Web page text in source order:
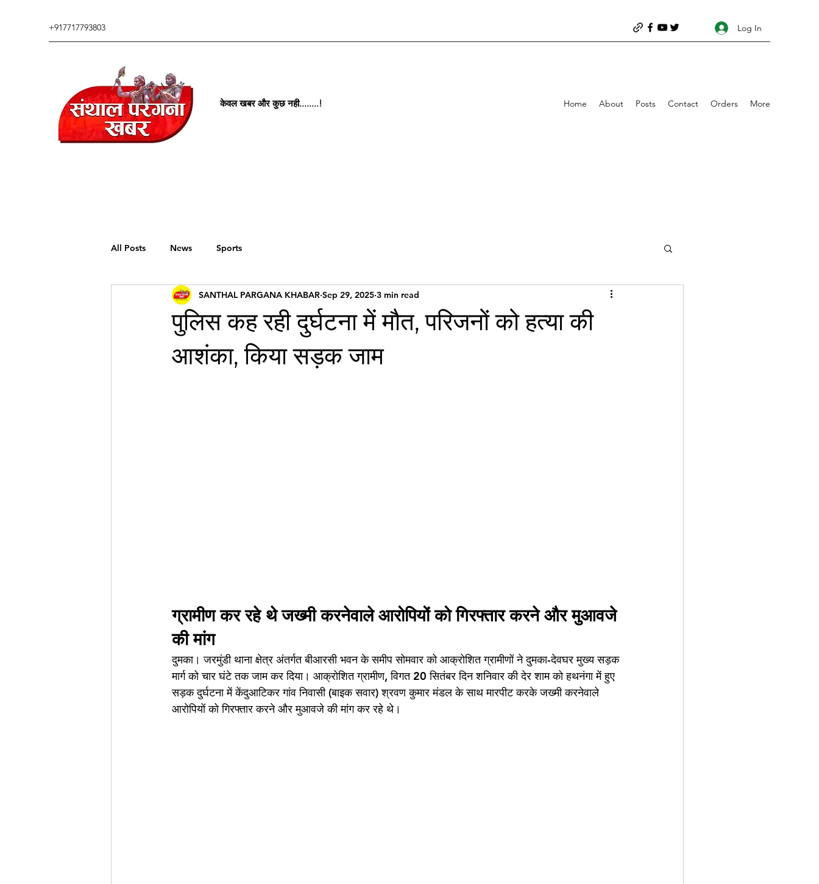
+917717793803 Log In
केवल खबर और कुछ नही........! Home About Posts Contact Orders More
All Posts News Sports
पुलिस कह रही दुर्घटना में मौत, परिजनों को हत्या की
आशंका, किया सड़क जाम
SANTHAL PARGANA KHABAR Sep 29, 2025 3 min read
ग्रामीण कर रहे थे जख्मी करनेवाले आरोपियों को गिरफ्तार करने और मुआवजे
की मांग
दुमका। जरमुंडी थाना क्षेत्र अंतर्गत बीआरसी भवन के समीप सोमवार को आक्रोशित ग्रामीणों ने दुमका-देवघर मुख्य सड़क
मार्ग को चार घंटे तक जाम कर दिया। आक्रोशित ग्रामीण, विगत 20 सितंबर दिन शनिवार की देर शाम को हथनंगा में हुए
सड़क दुर्घटना में केंदुआटिकर गांव निवासी (बाइक सवार) श्रवण कुमार मंडल के साथ मारपीट करके जख्मी करनेवाले
आरोपियों को गिरफ्तार करने और मुआवजे की मांग कर रहे थे।